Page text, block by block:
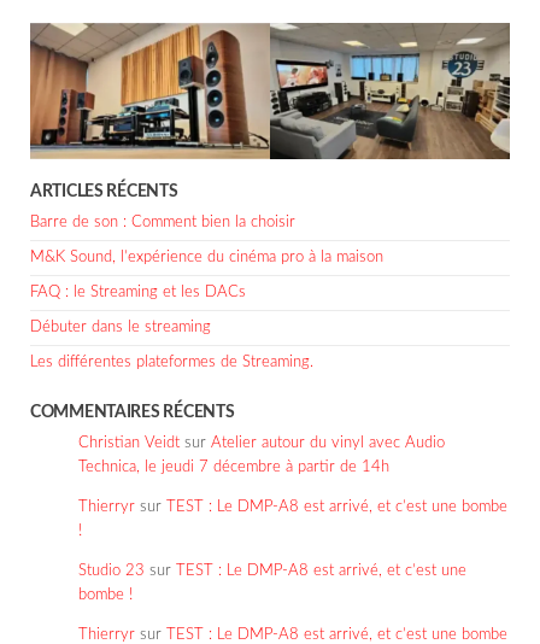
ARTICLES RÉCENTS
Barre de son : Comment bien la choisir
M&K Sound, l’expérience du cinéma pro à la maison
FAQ : le Streaming et les DACs
Débuter dans le streaming
Les différentes plateformes de Streaming.
COMMENTAIRES RÉCENTS
Christian Veidt sur Atelier autour du vinyl avec Audio
Technica, le jeudi 7 décembre à partir de 14h
Thierryr sur
TEST : Le DMP-A8 est arrivé, et c’est une bombe
!
Studio 23 sur
TEST : Le DMP-A8 est arrivé, et c’est une
bombe !
Thierryr sur
TEST : Le DMP-A8 est arrivé, et c’est une bombe